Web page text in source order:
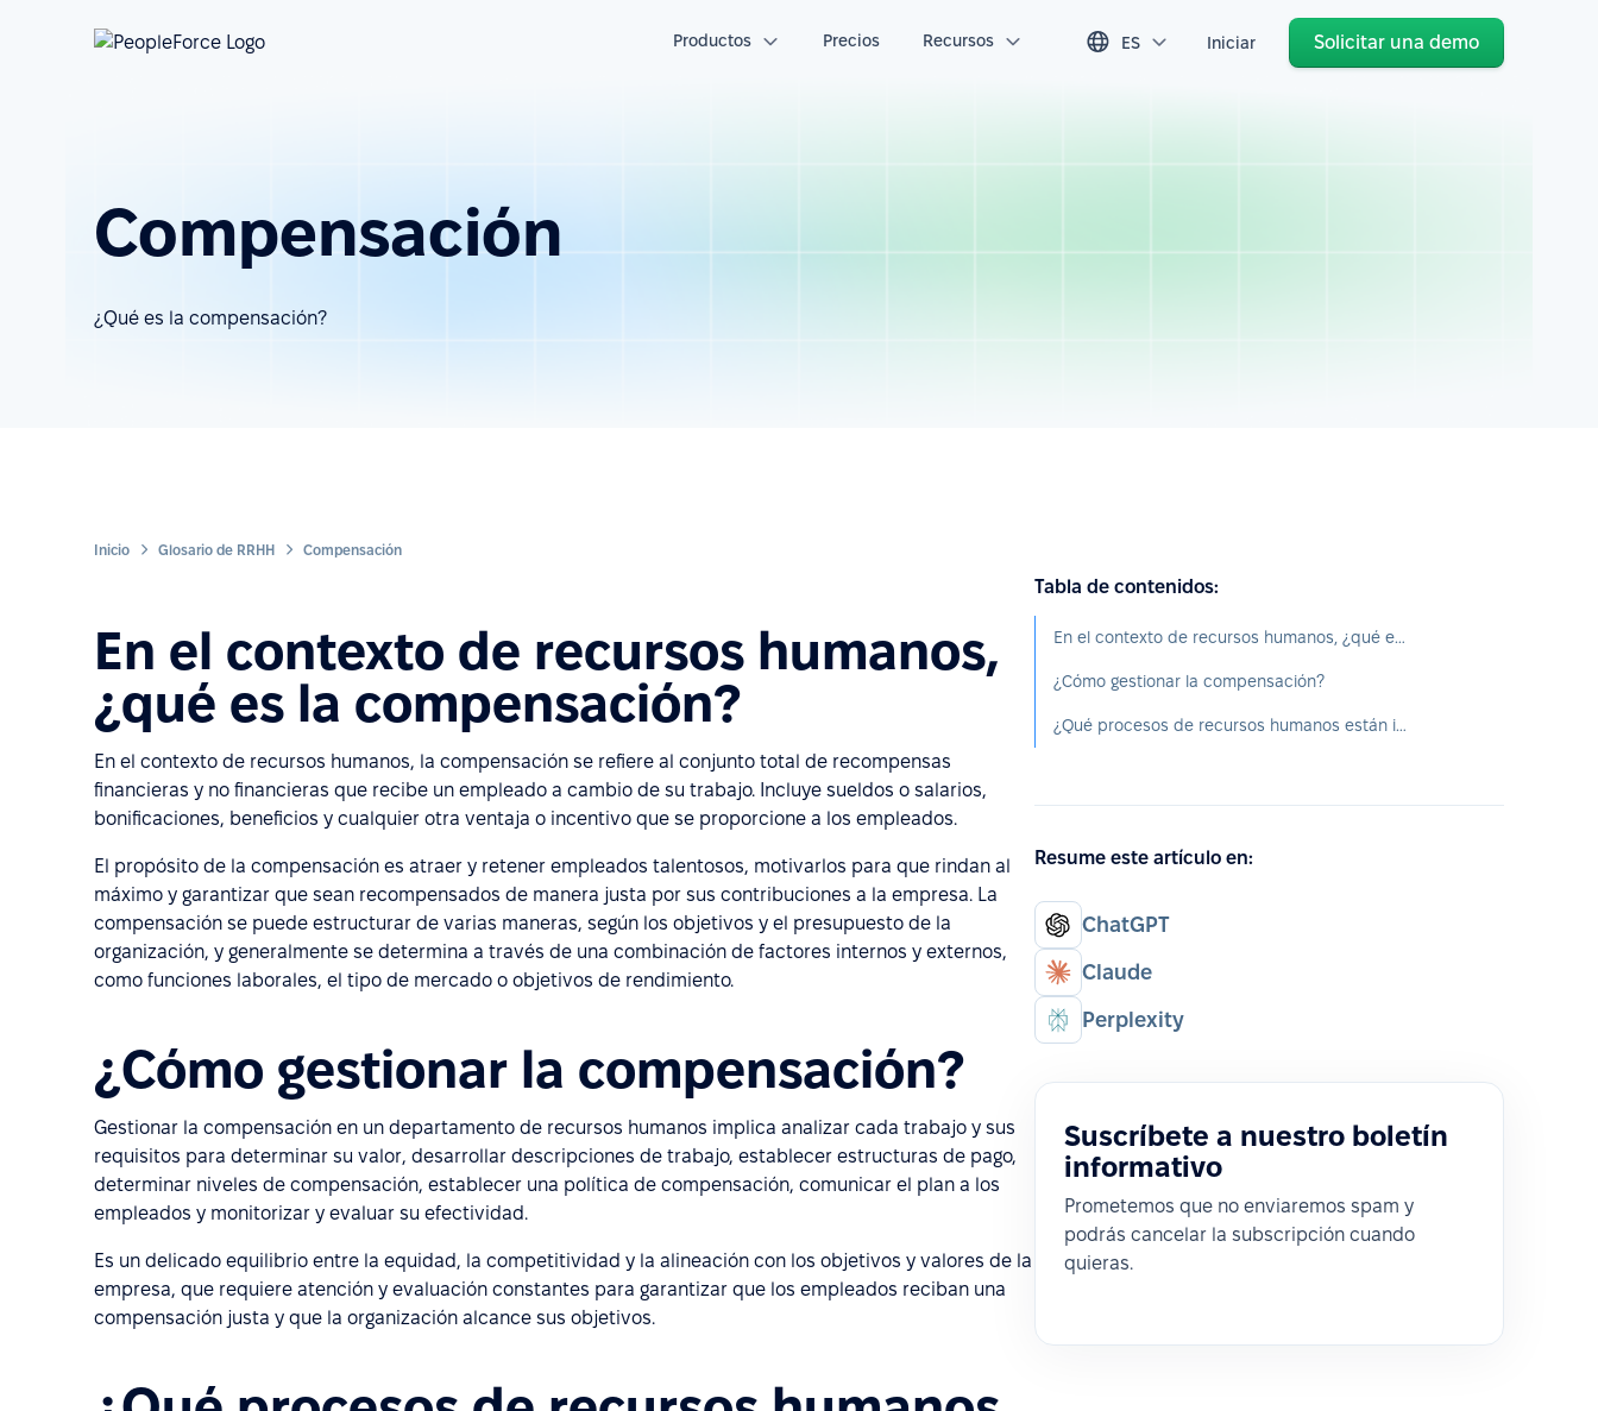
Productos Precios Recursos ES Iniciar Solicitar una demo
Compensación
¿Qué es la compensación?
Inicio Glosario de RRHH Compensación
En el contexto de recursos humanos,
¿qué es la compensación?
En el contexto de recursos humanos, la compensación se refiere al conjunto total de recompensas
financieras y no financieras que recibe un empleado a cambio de su trabajo. Incluye sueldos o salarios,
bonificaciones, beneficios y cualquier otra ventaja o incentivo que se proporcione a los empleados.
El propósito de la compensación es atraer y retener empleados talentosos, motivarlos para que rindan al
máximo y garantizar que sean recompensados de manera justa por sus contribuciones a la empresa. La
compensación se puede estructurar de varias maneras, según los objetivos y el presupuesto de la
organización, y generalmente se determina a través de una combinación de factores internos y externos,
como funciones laborales, el tipo de mercado o objetivos de rendimiento.
¿Cómo gestionar la compensación?
Gestionar la compensación en un departamento de recursos humanos implica analizar cada trabajo y sus
requisitos para determinar su valor, desarrollar descripciones de trabajo, establecer estructuras de pago,
determinar niveles de compensación, establecer una política de compensación, comunicar el plan a los
empleados y monitorizar y evaluar su efectividad.
Es un delicado equilibrio entre la equidad, la competitividad y la alineación con los objetivos y valores de la
empresa, que requiere atención y evaluación constantes para garantizar que los empleados reciban una
compensación justa y que la organización alcance sus objetivos.
Tabla de contenidos:
En el contexto de recursos humanos, ¿qué es la compensación?
¿Cómo gestionar la compensación?
¿Qué procesos de recursos humanos están involucrados en la compensación?
Resume este artículo en:
ChatGPT
Claude
Perplexity
Suscríbete a nuestro boletín
informativo
Prometemos que no enviaremos spam y
podrás cancelar la subscripción cuando
quieras.